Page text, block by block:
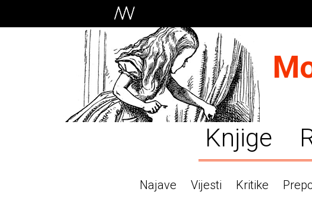
Knjige
Najave Vijesti Kritike